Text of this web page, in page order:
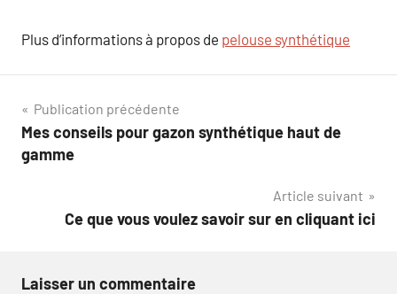
Plus d’informations à propos de pelouse synthétique
Navigation
de
Publication précédente
Mes conseils pour gazon synthétique haut de
gamme
Article suivant
Ce que vous voulez savoir sur en cliquant ici
Laisser un commentaire